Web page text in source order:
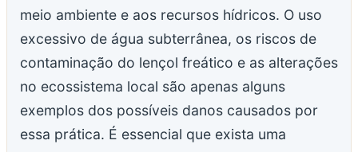
meio ambiente e aos recursos hídricos. O uso
excessivo de água subterrânea, os riscos de
contaminação do lençol freático e as alterações
no ecossistema local são apenas alguns
exemplos dos possíveis danos causados por
essa prática. É essencial que exista uma